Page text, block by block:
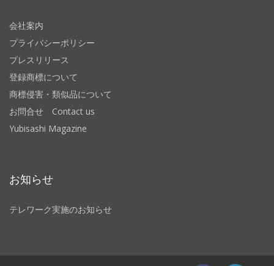
会社案内
プライバシーポリシー
プレスリリース
登録商標について
商標侵害・類似品について
お問合せ Contact us
Yubisashi Magazine
お知らせ
テレワーク実施のお知らせ